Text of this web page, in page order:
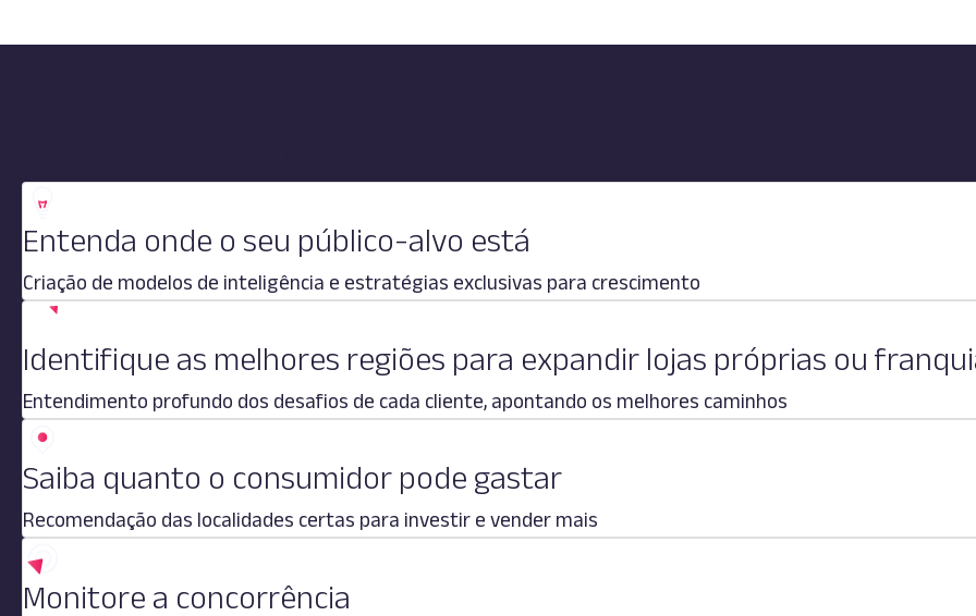
Entenda onde o seu público-alvo está
Criação de modelos de inteligência e estratégias exclusivas para crescimento
Identifique as melhores regiões para expandir lojas próprias ou
Entendimento profundo dos desafios de cada cliente, apontando os melhores caminhos
Saiba quanto o consumidor pode gastar
Recomendação das localidades certas para investir e vender mais
Monitore a concorrência